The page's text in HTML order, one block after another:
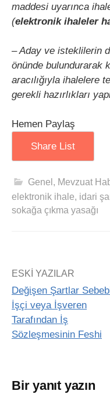
maddesi uyarınca
(elektronik ihaleler
– Aday ve isteklilerin
önünde bulundurarak
aracılığıyla ihalelere
gerekli hazırlıkları
Hemen Paylaş
Share List
Genel , Mevzuat
elektronik ihale, idari
sokağa çıkma yasağı
ESKI YAZILAR
Değişen Şartlar
İşçi veya İşveren
Tarafından İş
Sözleşmesinin Feshi
Bir yanıt yazın